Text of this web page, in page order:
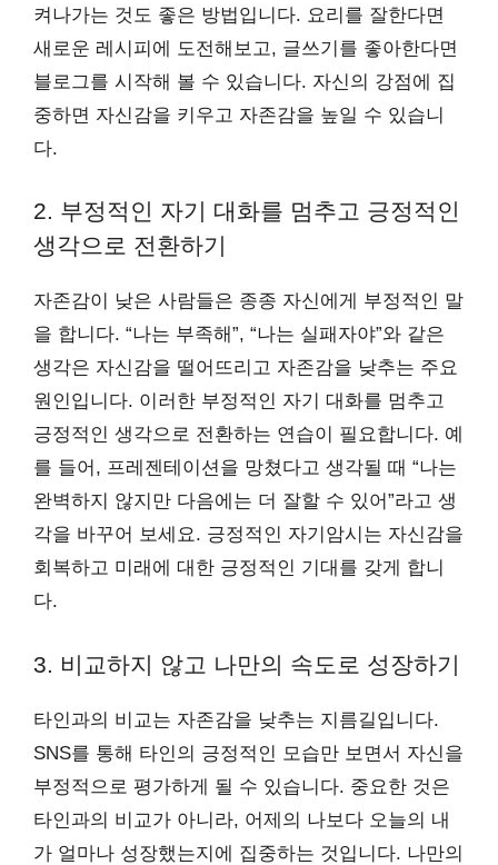
켜나가는 것도 좋은 방법입니다. 요리를 잘한다면
새로운 레시피에 도전해보고, 글쓰기를 좋아한다면
블로그를 시작해 볼 수 있습니다. 자신의 강점에 집
중하면 자신감을 키우고 자존감을 높일 수 있습니
다.
2. 부정적인 자기 대화를 멈추고 긍정적인
생각으로 전환하기
자존감이 낮은 사람들은 종종 자신에게 부정적인 말
을 합니다. “나는 부족해”, “나는 실패자야”와 같은
생각은 자신감을 떨어뜨리고 자존감을 낮추는 주요
원인입니다. 이러한 부정적인 자기 대화를 멈추고
긍정적인 생각으로 전환하는 연습이 필요합니다. 예
를 들어, 프레젠테이션을 망쳤다고 생각될 때 “나는
완벽하지 않지만 다음에는 더 잘할 수 있어”라고 생
각을 바꾸어 보세요. 긍정적인 자기암시는 자신감을
회복하고 미래에 대한 긍정적인 기대를 갖게 합니
다.
3. 비교하지 않고 나만의 속도로 성장하기
타인과의 비교는 자존감을 낮추는 지름길입니다.
SNS를 통해 타인의 긍정적인 모습만 보면서 자신을
부정적으로 평가하게 될 수 있습니다. 중요한 것은
타인과의 비교가 아니라, 어제의 나보다 오늘의 내
가 얼마나 성장했는지에 집중하는 것입니다. 나만의